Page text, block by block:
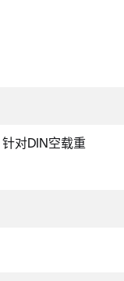
对DIN空载重